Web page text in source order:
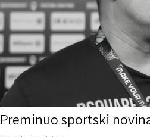
Preminuo sportski